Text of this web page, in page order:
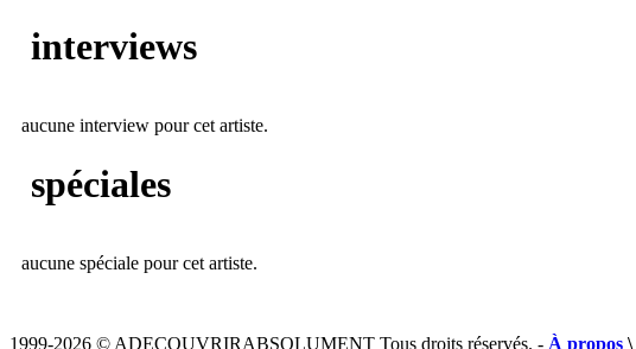
interviews
aucune interview pour cet artiste.
spéciales
aucune spéciale pour cet artiste.
1999-2026 © ADECOUVRIRABSOLUMENT Tous droits réservés. - À propos \